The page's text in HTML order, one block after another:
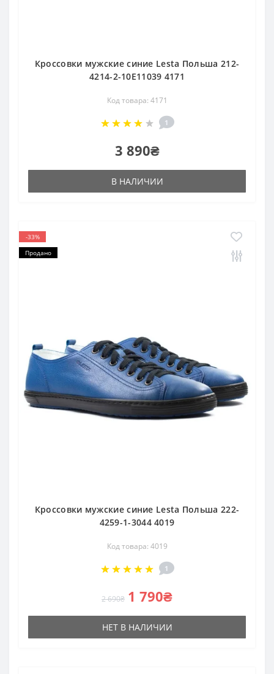
Кроссовки мужские синие Lesta Польша 212-
4214-2-10E11039 4171
Код товара: 4171
1
3 890₴
В НАЛИЧИИ
-33%
Продано
Кроссовки мужские синие Lesta Польша 222-
4259-1-3044 4019
Код товара: 4019
1
2 690₴ 1 790₴
НЕТ В НАЛИЧИИ